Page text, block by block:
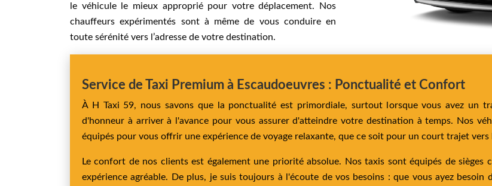
le véhicule le mieux approprié pour votre déplacement. Nos
chauffeurs expérimentés sont à même de vous conduire en
toute sérénité vers l’adresse de votre destination.
Service de Taxi Premium à Escaudoeuvres : Ponctualité et Confort
À H Taxi 59, nous savons que la ponctualité est primordiale, surtout lorsque vous avez un
d'honneur à arriver à l'avance pour vous assurer d'atteindre votre destination à temps. Nos
équipés pour vous offrir une expérience de voyage relaxante, que ce soit pour un court trajet vers
Le confort de nos clients est également une priorité absolue. Nos taxis sont équipés de
expérience agréable. De plus, je suis toujours à l'écoute de vos besoins : que vous ayez